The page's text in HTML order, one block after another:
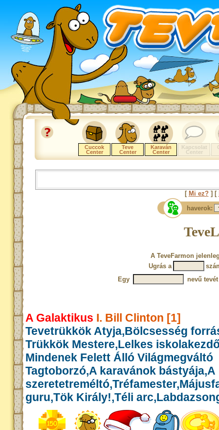
Cuccok
Center
Teve
Center
Karaván
Center
Kapcsolat
Center
[ Mi ez?] [
haverok:
A TeveFarmon
Ugrás a
Egy
nevű
A Galaktikus I. Bill Clinton [1]
Tevetrükkök Atyja,Bölcsesség
Trükkök Mestere,Lelkes
Mindenek Felett Álló Világmegváltó
Tagtoborzó,A karavánok bástyája,A
guru,Tök Király!,Téli